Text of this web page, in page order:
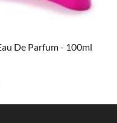
De Parfum - 100ml